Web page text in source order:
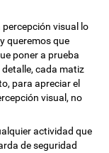
visual lo
queremos que
poner a prueba
cada matiz
para apreciar el
visual, no
actividad que
de seguridad